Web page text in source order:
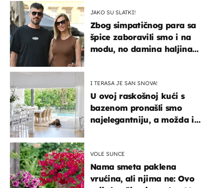
JAKO SU SLATKI!
Zbog simpatičnog para sa
špice zaboravili smo i na
modu, no damina haljina
I TERASA JE SAN SNOVA!
U ovoj raskošnoj kući s
bazenom pronašli smo
najelegantniju, a možda i
VOLE SUNCE
Nama smeta paklena
vrućina, ali njima ne: Ovo